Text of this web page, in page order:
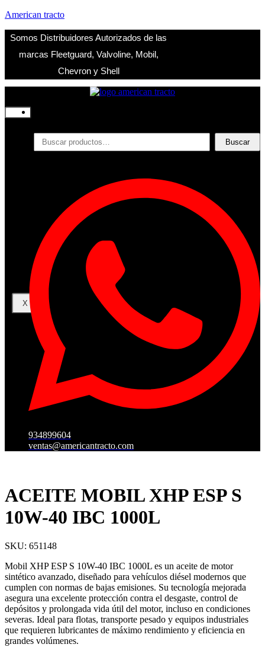
American tracto
Somos Distribuidores Autorizados de las
marcas Fleetguard, Valvoline, Mobil,
Chevron y Shell
Productos
Filtros
Contacto
Acceder
Iniciar Sesion
Registro
Restablecer la contraseña
X
Buscar
934899604
ventas@americantracto.com
ACEITE MOBIL XHP ESP S
10W-40 IBC 1000L
SKU: 651148
Mobil XHP ESP S 10W-40 IBC 1000L es un aceite de motor
sintético avanzado, diseñado para vehículos diésel modernos que
cumplen con normas de bajas emisiones. Su tecnología mejorada
asegura una excelente protección contra el desgaste, control de
depósitos y prolongada vida útil del motor, incluso en condiciones
severas. Ideal para flotas, transporte pesado y equipos industriales
que requieren lubricantes de máximo rendimiento y eficiencia en
grandes volúmenes.